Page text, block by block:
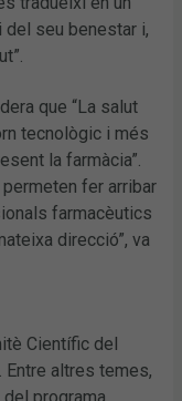
del seu benestar i,
que “La salut
tecnològic i més
la farmàcia”.
fer arribar
farmacèutics
direcció”, va
Científic del
Entre altres temes,
programa